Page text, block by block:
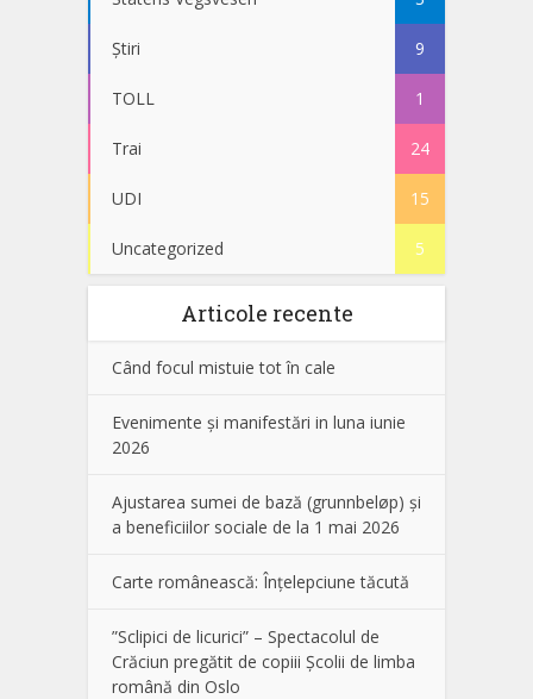
Știri 9
TOLL 1
Trai 24
UDI 15
Uncategorized 5
Articole recente
Când focul mistuie tot în cale
Evenimente și manifestări in luna iunie
2026
Ajustarea sumei de bază (grunnbeløp) și
a beneficiilor sociale de la 1 mai 2026
Carte românească: Înțelepciune tăcută
”Sclipici de licurici” – Spectacolul de
Crăciun pregătit de copiii Școlii de limba
română din Oslo